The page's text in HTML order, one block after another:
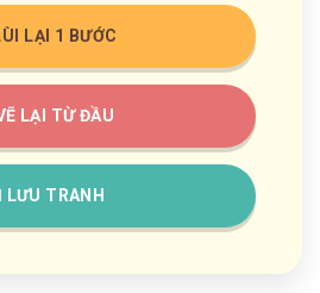
LẠI 1 BƯỚC
LẠI TỪ ĐẦU
LƯU TRANH